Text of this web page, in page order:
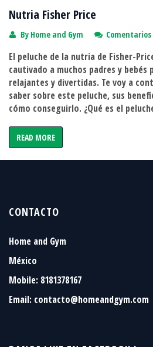
Nutria Fisher Price
By Home and Gym
El peluche de la nutria de Fisher-
cautivado a muchos padres y
relajantes y divertidas. Te voy a
saber sobre este peluche, sus
cómo conseguirlo. ¿Qué es el
READ MORE
CONTACTO
Home and Gym
México
Mobile: 8181378167
Email: contacto@homeandgym.com